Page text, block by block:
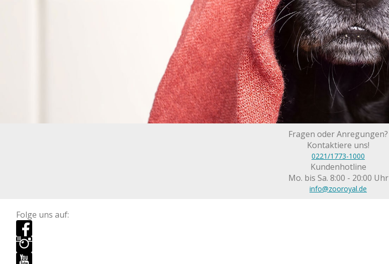
Fragen oder Anregungen?
Kontaktiere uns!
0221/1773-1000
Kundenhotline
Mo. bis Sa. 8:00 - 20:00 Uhr
info@zooroyal.de
Folge uns auf: